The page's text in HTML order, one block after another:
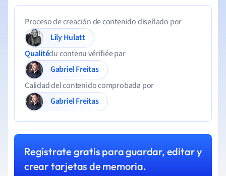
Proceso de creación de contenido diseñado por
Lily Hulatt
Qualitédu contenu vérifiée par
Gabriel Freitas
Calidad del contenido comprobada por
Gabriel Freitas
Regístrate gratis para guardar, editar y
crear tarjetas de memoria.